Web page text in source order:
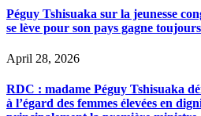
Péguy Tshisuaka sur la jeunesse
se lève pour son pays gagne toujours
April 28, 2026
RDC : madame Péguy Tshisuaka
à l’égard des femmes élevées en